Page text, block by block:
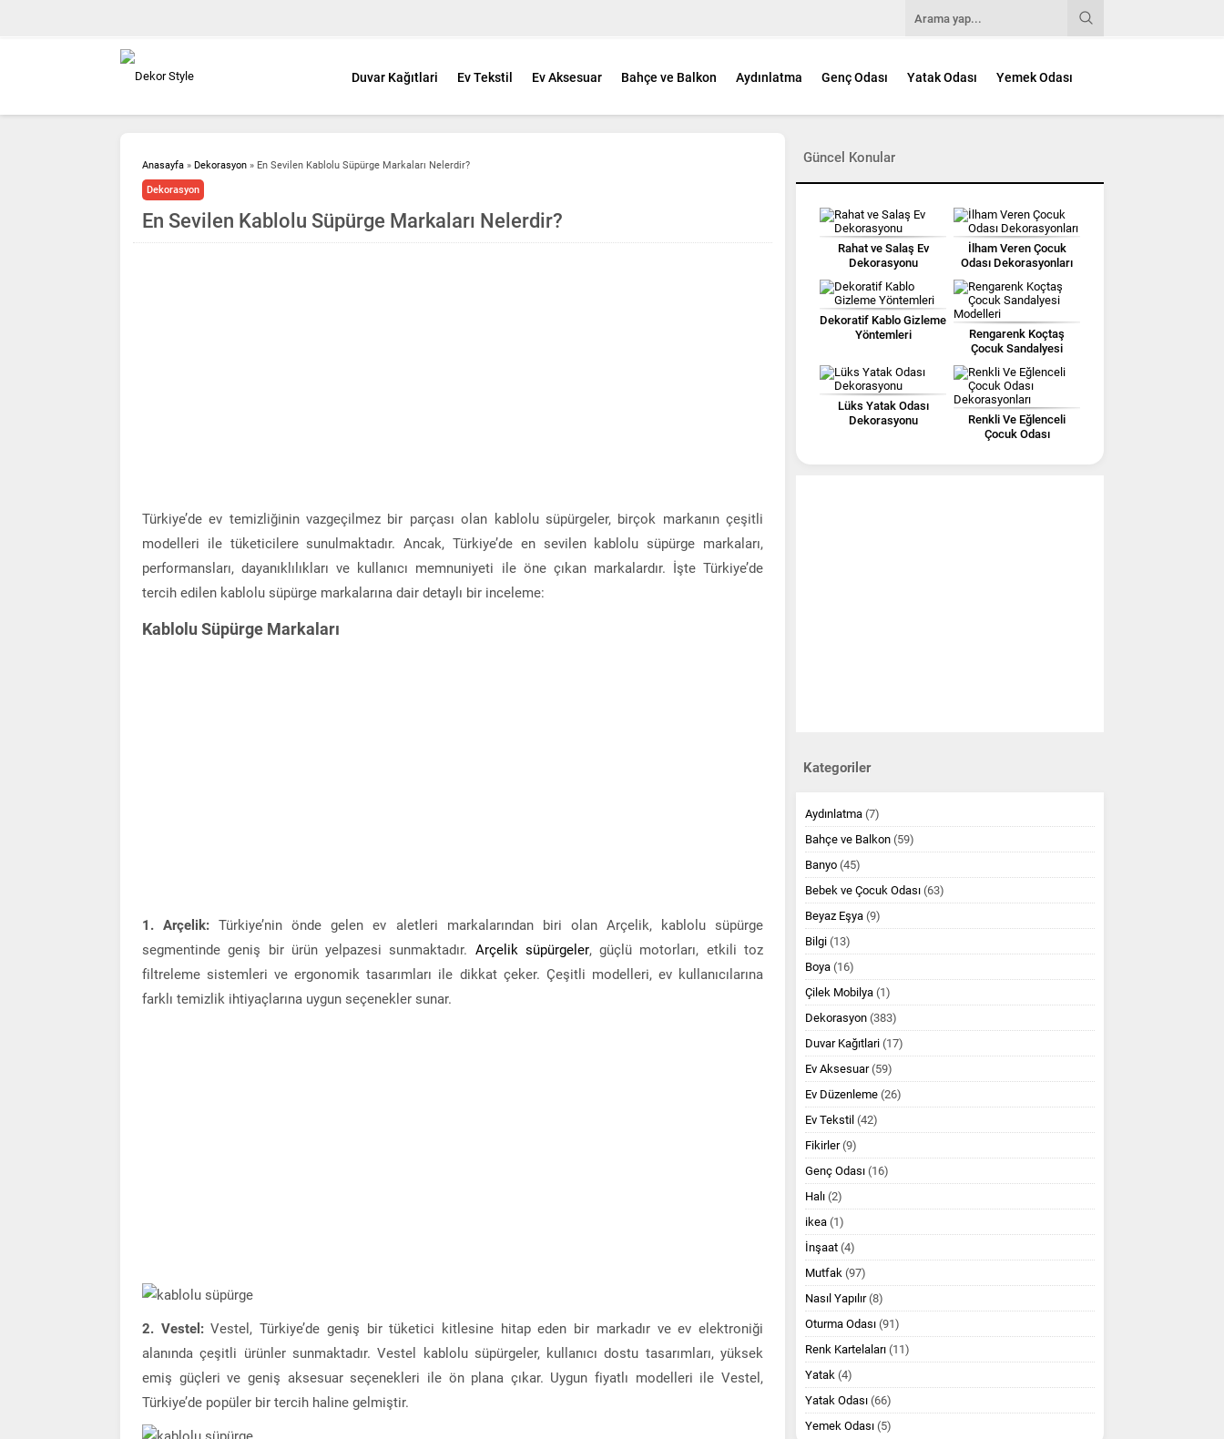
Duvar Kağıtlari Ev Tekstil Ev Aksesuar Bahçe ve Balkon Aydınlatma Genç Odası Yatak Odası Yemek Odası
Anasayfa » Dekorasyon » En Sevilen Kablolu Süpürge Markaları Nelerdir?
Dekorasyon
En Sevilen Kablolu Süpürge Markaları Nelerdir?
Türkiye’de ev temizliğinin vazgeçilmez bir parçası olan kablolu süpürgeler, birçok markanın çeşitli
modelleri ile tüketicilere sunulmaktadır. Ancak, Türkiye’de en sevilen kablolu süpürge markaları,
performansları, dayanıklılıkları ve kullanıcı memnuniyeti ile öne çıkan markalardır. İşte Türkiye’de
tercih edilen kablolu süpürge markalarına dair detaylı bir inceleme:
Kablolu Süpürge Markaları
1. Arçelik: Türkiye’nin önde gelen ev aletleri markalarından biri olan Arçelik, kablolu süpürge
segmentinde geniş bir ürün yelpazesi sunmaktadır. Arçelik süpürgeler, güçlü motorları, etkili toz
filtreleme sistemleri ve ergonomik tasarımları ile dikkat çeker. Çeşitli modelleri, ev kullanıcılarına
farklı temizlik ihtiyaçlarına uygun seçenekler sunar.
2. Vestel:Vestel, Türkiye’de geniş bir tüketici kitlesine hitap eden bir markadır ve ev elektroniği
alanında çeşitli ürünler sunmaktadır. Vestel kablolu süpürgeler, kullanıcı dostu tasarımları, yüksek
emiş güçleri ve geniş aksesuar seçenekleri ile ön plana çıkar. Uygun fiyatlı modelleri ile Vestel,
Türkiye’de popüler bir tercih haline gelmiştir.
Güncel Konular
Rahat ve Salaş Ev
Dekorasyonu
İlham Veren Çocuk
Odası Dekorasyonları
Dekoratif Kablo Gizleme
Yöntemleri
Rengarenk Koçtaş
Çocuk Sandalyesi
Lüks Yatak Odası
Dekorasyonu
Renkli Ve Eğlenceli
Çocuk Odası
Kategoriler
Aydınlatma (7)
Bahçe ve Balkon (59)
Banyo (45)
Bebek ve Çocuk Odası (63)
Beyaz Eşya (9)
Bilgi (13)
Boya (16)
Çilek Mobilya (1)
Dekorasyon (383)
Duvar Kağıtlari (17)
Ev Aksesuar(59)
Ev Düzenleme (26)
Ev Tekstil (42)
Fikirler(9)
Genç Odası (16)
Halı (2)
ikea (1)
İnşaat (4)
Mutfak (97)
Nasıl Yapılır(8)
Oturma Odası (91)
Renk Kartelaları (11)
Yatak (4)
Yatak Odası (66)
Yemek Odası (5)